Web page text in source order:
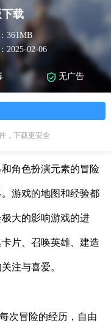
载
361MB
2025-02-06
无广告
，下载更安全
角色扮演元素的冒险
游戏的地图和经验都
大的影响游戏的进
片、召唤英雄、建造
注与喜爱。
次冒险的经历，自由